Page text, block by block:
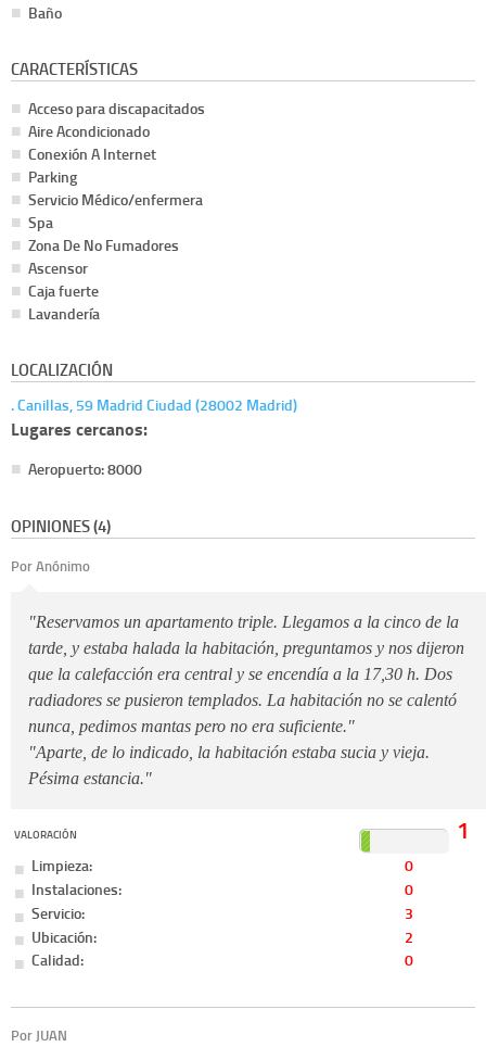
Baño
CARACTERÍSTICAS
Acceso para discapacitados
Aire Acondicionado
Conexión A Internet
Parking
Servicio Médico/enfermera
Spa
Zona De No Fumadores
Ascensor
Caja fuerte
Lavandería
LOCALIZACIÓN
. Canillas, 59 Madrid Ciudad (28002 Madrid)
Lugares cercanos:
Aeropuerto: 8000
OPINIONES (4)
Por Anónimo
"Reservamos un apartamento triple. Llegamos a la cinco de la
tarde, y estaba halada la habitación, preguntamos y nos dijeron
que la calefacción era central y se encendía a la 17,30 h. Dos
radiadores se pusieron templados. La habitación no se calentó
nunca, pedimos mantas pero no era suficiente."
"Aparte, de lo indicado, la habitación estaba sucia y vieja.
Pésima estancia."
VALORACIÓN 1
Limpieza:
0
Instalaciones:
0
Servicio:
3
Ubicación:
2
Calidad:
0
Por JUAN